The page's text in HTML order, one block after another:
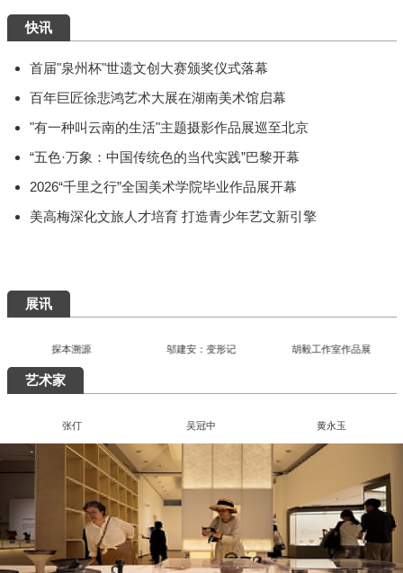
艺术5月，重磅展览扎堆来袭，有你想去的吗？
快讯
"有一种叫云南的生活"主题摄影作品展巡至北京
2026“千里之行”全国美术学院毕业作品展开幕